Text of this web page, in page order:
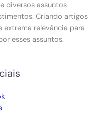
diversos assuntos
Criando artigos
extrema relevância para
esses assuntos.